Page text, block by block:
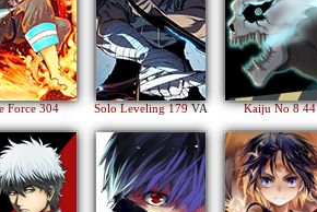
Force 304 Solo Leveling 179VA Kaiju No 8 44